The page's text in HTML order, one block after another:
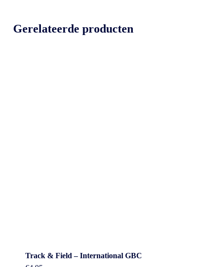
Gerelateerde producten
Track & Field – International GBC